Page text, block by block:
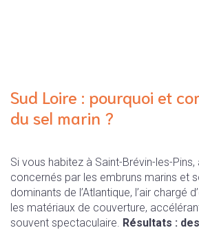
Sud Loire : pourquoi et
du sel marin ?
Si vous habitez à Saint-Brévin-les-
concernés par les embruns marins et
dominants de l’Atlantique, l’air chargé
les matériaux de couverture,
souvent spectaculaire. Résultats :